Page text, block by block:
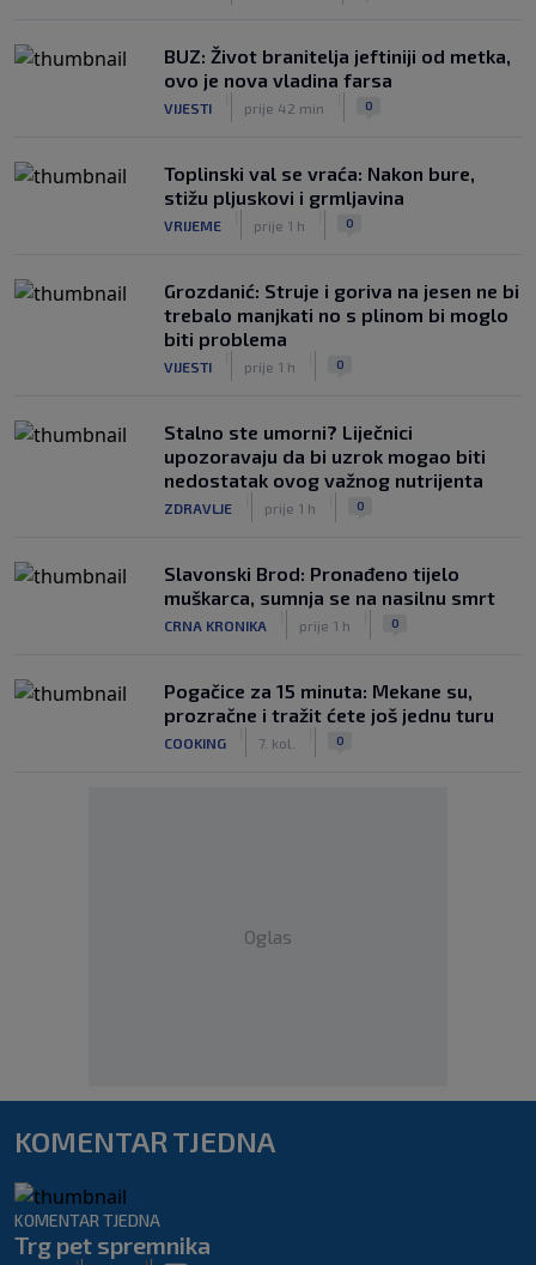
BUZ: Život branitelja jeftiniji od metka,
ovo je nova vladina farsa
VIJESTI prije 42 min 0
Toplinski val se vraća: Nakon bure,
stižu pljuskovi i grmljavina
VRIJEME prije 1 h 0
Grozdanić: Struje i goriva na jesen ne bi
trebalo manjkati no s plinom bi moglo
biti problema
VIJESTI prije 1 h 0
Stalno ste umorni? Liječnici
upozoravaju da bi uzrok mogao biti
nedostatak ovog važnog nutrijenta
ZDRAVLJE prije 1 h 0
Slavonski Brod: Pronađeno tijelo
muškarca, sumnja se na nasilnu smrt
CRNA KRONIKA prije 1 h 0
Pogačice za 15 minuta: Mekane su,
prozračne i tražit ćete još jednu turu
COOKING 7. kol. 0
Oglas
KOMENTAR TJEDNA
KOMENTAR TJEDNA
Trg pet spremnika